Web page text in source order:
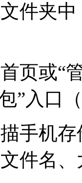
件夹
页或“
”入口
手机
件名